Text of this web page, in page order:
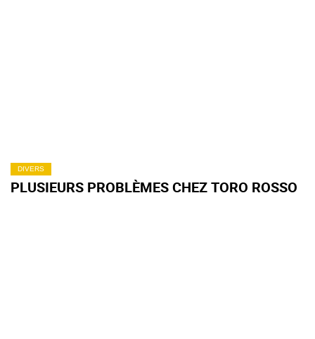
DIVERS
PLUSIEURS PROBLÈMES CHEZ TORO ROSSO